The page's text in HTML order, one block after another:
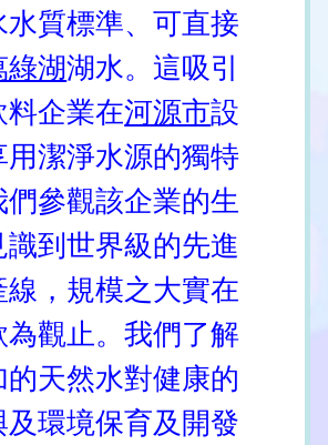
質標準、可直接
綠湖湖水。這吸引
料企業在河源市設
潔淨水源的獨特
參觀該企業的生
到世界級的先進
線，規模之大實在
觀止。我們了解
天然水對健康的
環境保育及開發